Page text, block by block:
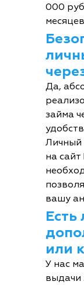
000
Да,
займа
Личный
на сайт
вашу
Есть
или
У нас
выдачи